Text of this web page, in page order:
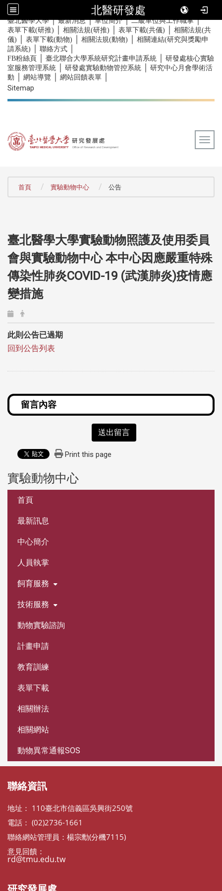
北醫研發處
::: 臺北醫學大學｜最新消息｜單位簡介｜二級單位與工作職掌｜
表單下載(研推) 相關法規(研推) 表單下載(共儀)
相關法規(共
儀)
表單下載(動物) 相關法規(動物)
相關連結(研究與獎勵申
請系統)
聯絡方式
FB粉絲頁 臺北聯合大學系統研究計畫申請系統
研發處核心實驗
室服務管理系統
研發處實驗動物管控系統
研究中心月會學術活
動
網站導覽 網站回饋表單
Sitemap
首頁 實驗動物中心 公告
臺北醫學大學實驗動物照護及使用委員
會與實驗動物中心 本中心因應嚴重特殊
傳染性肺炎COVID-19 (武漢肺炎)疫情應
變措施
此則公告已過期
回到公告列表
送出留言
Print this page
實驗動物中心
首頁
最新訊息
中心簡介
人員執掌
飼育服務
技術服務
動物實驗諮詢
計畫申請
教育訓練
表單下載
相關辦法
相關網站
動物異常通報SOS
聯絡資訊
地址： 110臺北市信義區吳興街250號
電話： (02)2736-1661
聯絡網站管理員：楊宗勳(分機7115)
意見回饋：
rd@tmu.edu.tw